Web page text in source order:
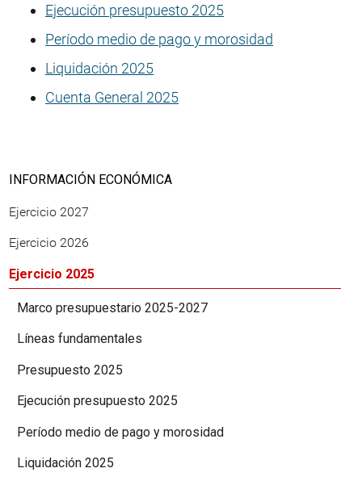
Ejecución presupuesto 2025
Período medio de pago y morosidad
Liquidación 2025
Cuenta General 2025
INFORMACIÓN ECONÓMICA
Ejercicio 2027
Ejercicio 2026
Ejercicio 2025
Marco presupuestario 2025-2027
Líneas fundamentales
Presupuesto 2025
Ejecución presupuesto 2025
Período medio de pago y morosidad
Liquidación 2025